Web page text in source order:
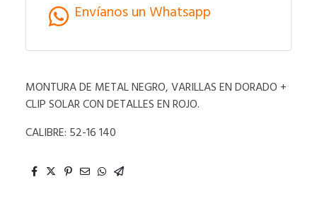
Envíanos un Whatsapp
MONTURA DE METAL NEGRO, VARILLAS EN DORADO +
CLIP SOLAR CON DETALLES EN ROJO.
CALIBRE: 52-16 140